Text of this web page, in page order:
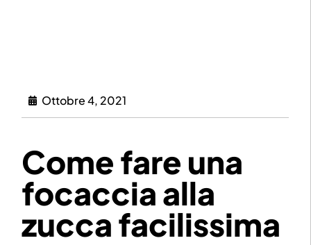
Ottobre 4, 2021
Come fare una
focaccia alla
zucca facilissima